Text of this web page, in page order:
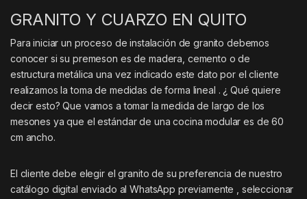
GRANITO Y CUARZO EN QUITO
Para iniciar un proceso de instalación de granito debemos
conocer si su premeson es de madera, cemento o de
estructura metálica una vez indicado este dato por el cliente
realizamos la toma de medidas de forma lineal . ¿ Qué quiere
decir esto? Que vamos a tomar la medida de largo de los
mesones ya que el estándar de una cocina modular es de 60
cm ancho.
El cliente debe elegir el granito de su preferencia de nuestro
catálogo digital enviado al WhatsApp previamente , seleccionar